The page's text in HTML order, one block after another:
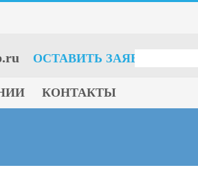
ОСТАВИТЬ ЗАЯВКУ
КОНТАКТЫ